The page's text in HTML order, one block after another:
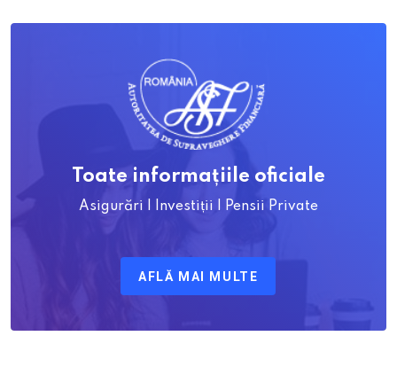
Toate informațiile oficiale
Asigurări | Investiții | Pensii Private
AFLĂ MAI MULTE